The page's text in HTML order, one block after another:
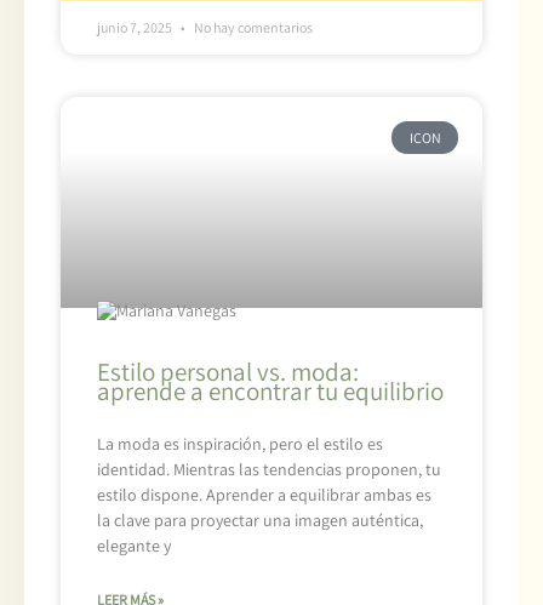
junio 7, 2025 No hay comentarios
ICON
Estilo personal vs. moda:
aprende a encontrar tu equilibrio
La moda es inspiración, pero el estilo es
identidad. Mientras las tendencias proponen, tu
estilo dispone. Aprender a equilibrar ambas es
la clave para proyectar una imagen auténtica,
elegante y
LEER MÁS »